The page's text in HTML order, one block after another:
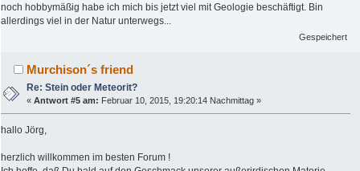
noch hobbymäßig habe ich mich bis jetzt viel mit Geologie beschäftigt. Bin
allerdings viel in der Natur unterwegs...
Gespeichert
Murchison´s friend
Re: Stein oder Meteorit?
«Antwort #5 am: Februar 10, 2015, 19:20:14 Nachmittag »
hallo Jörg,
herzlich willkommen im besten Forum !